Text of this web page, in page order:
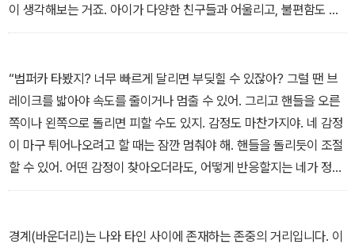
이 생각해보는 거죠. 아이가 다양한 친구들과 어울리고, 불편함도 경
험해보며, 때로는 갈등 속에서 조율하는 법을 배우는 모든 과정이 아
<아이의 불편함을 줄여주지 말아야 하는 이유>
“범퍼카 타봤지? 너무 빠르게 달리면 부딪힐 수 있잖아? 그럴 땐 브
레이크를 밟아야 속도를 줄이거나 멈출 수 있어. 그리고 핸들을 오른
쪽이나 왼쪽으로 돌리면 피할 수도 있지. 감정도 마찬가지야. 네 감정
이 마구 튀어나오려고 할 때는 잠깐 멈춰야 해. 핸들을 돌리듯이 조절
할 수 있어. 어떤 감정이 찾아오더라도, 어떻게 반응할지는 네가 정할
수 있단다.”
경계(바운더리)는 나와 타인 사이에 존재하는 존중의 거리입니다. 이